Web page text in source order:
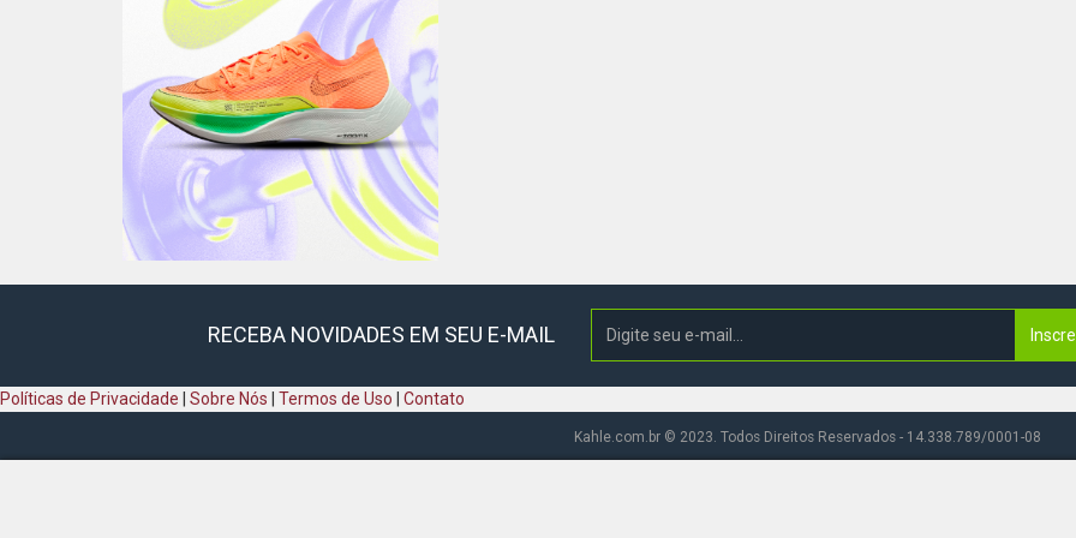
RECEBA NOVIDADES EM SEU E-MAIL
Políticas de Privacidade Sobre Nós Termos de Uso Contato
Kahle.com.br © 2023. Todos Direitos Reservados - 14.338.789/0001-08